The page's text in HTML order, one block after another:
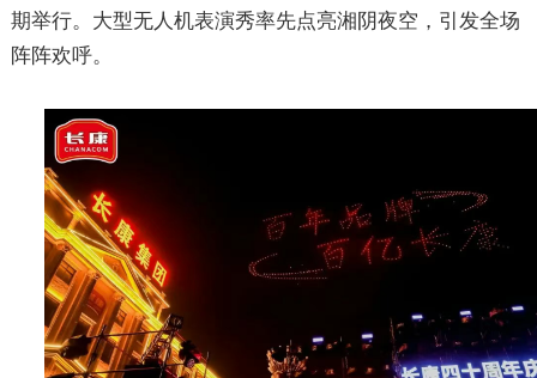
期举行。大型无人机表演秀率先点亮湘阴夜空，引发全场
阵阵欢呼。